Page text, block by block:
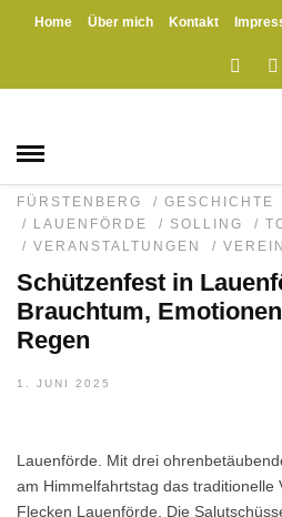
Home Über mich Kontakt
Parade
BAD KARLSHAFEN
FÜRSTENBERG
/ GESCHICHTE
/
LAUENFÖRDE / SOLLING /
/ VERANSTALTUNGEN /
Schützenfest in
Brauchtum,
Regen
1. JUNI 2025
Lauenförde. Mit drei
am Himmelfahrtstag das traditionelle
Flecken Lauenförde. Die